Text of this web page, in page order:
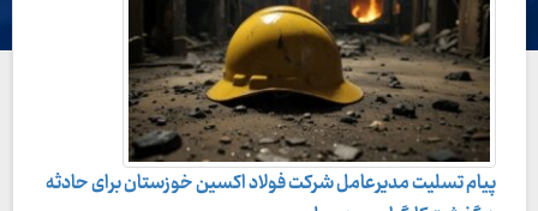
پیام تسلیت مدیرعامل شرکت فولاد اکسین خوزستان برای حادثه